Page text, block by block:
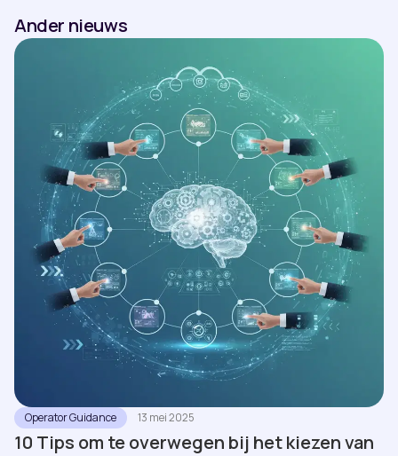
Ander nieuws
Operator Guidance 13 mei 2025
10 Tips om te overwegen bij het kiezen van